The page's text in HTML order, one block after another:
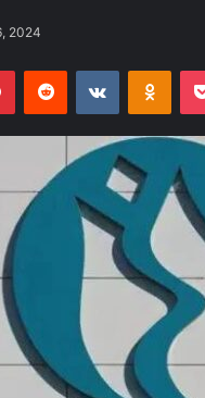
2024
PinterestReddit VKontakte